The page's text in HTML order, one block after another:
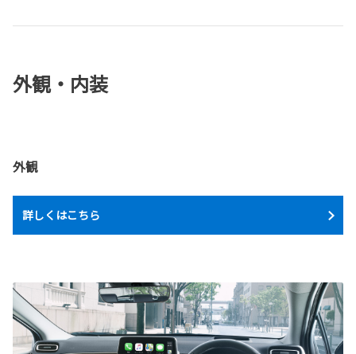
外観・内装
外観
詳しくはこちら